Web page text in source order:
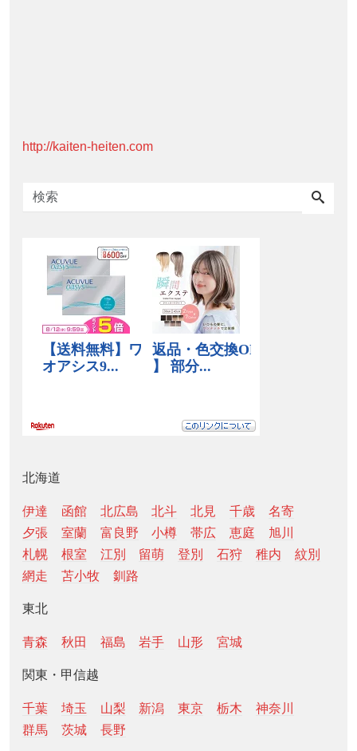
http://kaiten-heiten.com
北海道
伊達 函館 北広島 北斗 北見 千歳
名寄
夕張
室蘭 富良野 小樽 帯広 恵庭
旭川
札幌
根室 江別 留萌 登別 石狩 稚内
紋別
網走
苫小牧 釧路
東北
青森 秋田 福島 岩手 山形 宮城
関東・甲信越
千葉 埼玉 山梨 新潟 東京 栃木
神奈川
群馬
茨城 長野